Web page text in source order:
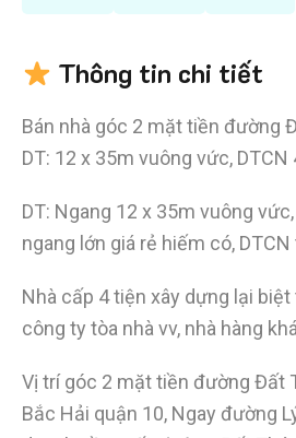
Thông tin chi tiết
Bán nhà góc 2 mặt tiền đường
DT: 12 x 35m vuông vức,
DT: Ngang 12 x 35m vuông
ngang lớn giá rẻ hiếm có,
Nhà cấp 4 tiện xây dựng lại biệt
công ty tòa nhà vv, nhà hàng
Vị trí góc 2 mặt tiền đường Đất
Bắc Hải quận 10, Ngay đường